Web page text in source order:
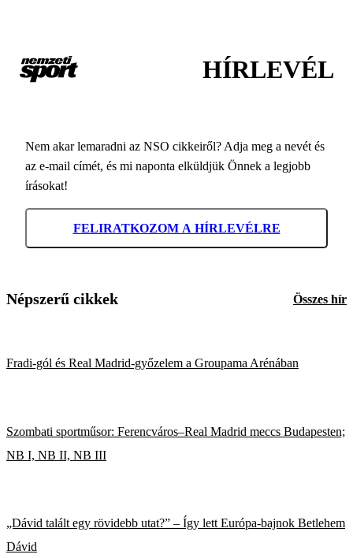
HÍRLEVÉL
Nem akar lemaradni az NSO cikkeiről? Adja meg a nevét és
az e-mail címét, és mi naponta elküldjük Önnek a legjobb
írásokat!
FELIRATKOZOM A HÍRLEVÉLRE
Népszerű cikkek Összes hír
Fradi-gól és Real Madrid-győzelem a Groupama Arénában
Szombati sportműsor: Ferencváros–Real Madrid meccs Budapesten;
NB I, NB II, NB III
„Dávid talált egy rövidebb utat?” – Így lett Európa-bajnok Betlehem
Dávid